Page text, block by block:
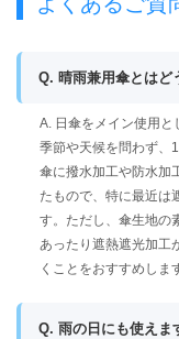
Q. 晴雨兼用傘とはど
A. 日傘をメイン使用と
季節や天候を問わず、
傘に撥水加工や防水加
たもので、特に最近は
す。ただし、傘生地の
あったり遮熱遮光加工
くことをおすすめしま
Q. 雨の日にも使えま